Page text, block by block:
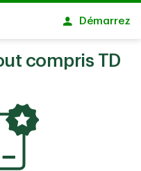
Démarrez
compris TD